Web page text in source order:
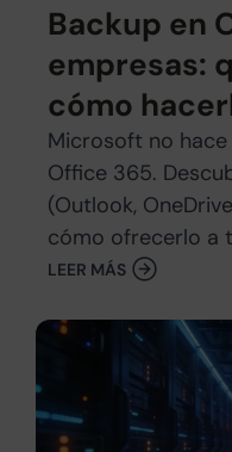
Backup en
empresas:
cómo
Microsoft no
Office 365.
(Outlook,
cómo ofrecerlo a
LEER MÁS